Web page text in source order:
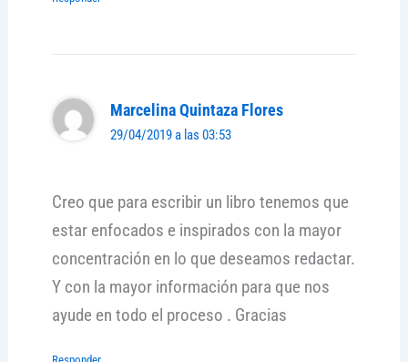
Marcelina Quintaza Flores
29/04/2019 a las 03:53
Creo que para escribir un libro tenemos que
estar enfocados e inspirados con la mayor
concentración en lo que deseamos redactar.
Y con la mayor información para que nos
ayude en todo el proceso . Gracias